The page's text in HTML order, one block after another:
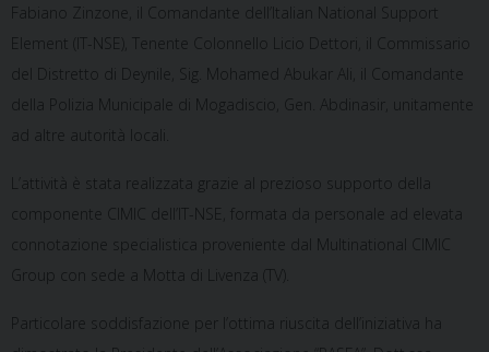
Fabiano Zinzone, il Comandante dell’Italian National Support
Element (IT-NSE), Tenente Colonnello Licio Dettori, il Commissario
del Distretto di Deynile, Sig. Mohamed Abukar Ali, il Comandante
della Polizia Municipale di Mogadiscio, Gen. Abdinasir, unitamente
ad altre autorità locali.
L’attività è stata realizzata grazie al prezioso supporto della
componente CIMIC dell’IT-NSE, formata da personale ad elevata
connotazione specialistica proveniente dal Multinational CIMIC
Group con sede a Motta di Livenza (TV).
Particolare soddisfazione per l’ottima riuscita dell’iniziativa ha